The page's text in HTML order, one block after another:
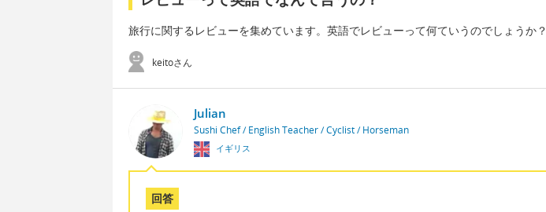
旅行に関するレビューを集めています。英語でレビューって何ていうのでしょうか？
keitoさん
Julian
Sushi Chef / English Teacher / Cyclist / Horseman
イギリス
回答